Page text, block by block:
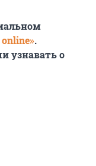
.
узнавать о